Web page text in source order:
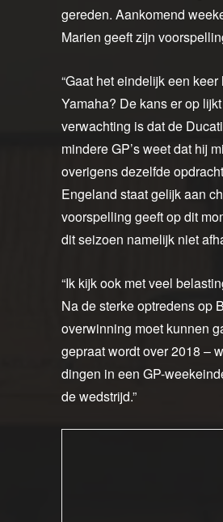
gereden. Aankomend
Marien geeft zijn
“Gaat het eindelijk een
Yamaha? De kans er op
verwachting is dat de
mindere GP’s weet dat hij
overigens dezelfde
Engeland staat gelijk aan
voorspelling geeft op dit
dit seizoen namelijk niet
“Ik kijk ook met veel
Na de sterke optredens op
overwinning moet kunnen
gepraat wordt over 2018 –
dingen in een GP-
de wedstrijd.”